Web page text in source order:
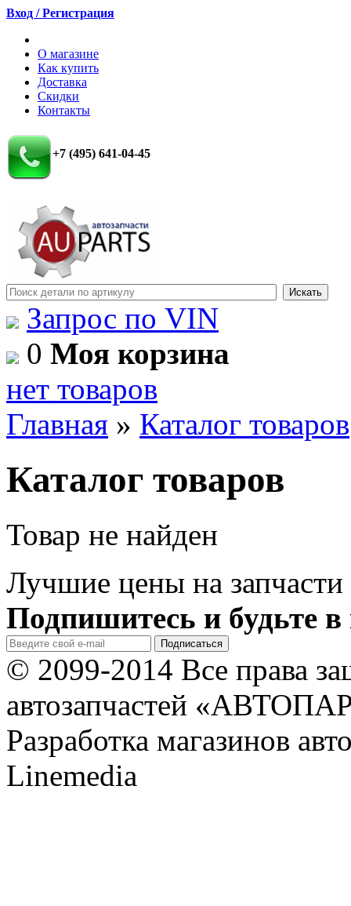
Вход / Регистрация
О магазине
Как купить
Доставка
Скидки
Контакты
+7 (495) 641-04-45
Запрос по VIN
0 Моя корзина
нет товаров
Главная » Каталог товаров
Каталог товаров
Товар не найден
Лучшие цены на запчасти
Подпишитесь и будьте в
© 2099-2014 Все права
автозапчастей
Разработка магазинов
Linemedia